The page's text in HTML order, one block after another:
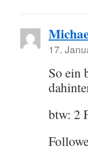
17.
So ein
btw: 2